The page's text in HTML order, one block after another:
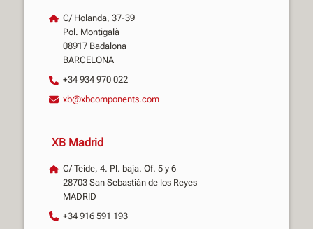
C/ Holanda, 37-39
Pol. Montigalà
08917 Badalona
BARCELONA
+34 934 970 022
xb@xbcomponents.com
XB Madrid
C/ Teide, 4. Pl. baja. Of. 5 y 6
28703 San Sebastián de los Reyes
MADRID
+34 916 591 193